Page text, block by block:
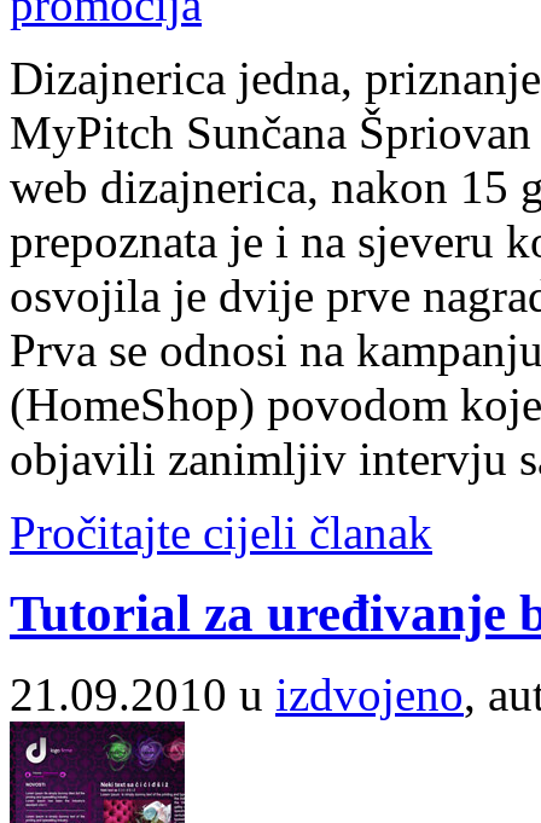
Dizajnerica jedna,
MyPitch Sunčana
web dizajnerica, nakon 15
prepoznata je i na sjeveru
osvojila je dvije prve
Prva se odnosi na
(HomeShop) povodom
objavili zanimljiv intervju
Pročitajte cijeli članak
Tutorial za uređivanje
21.09.2010 u izdvojeno,